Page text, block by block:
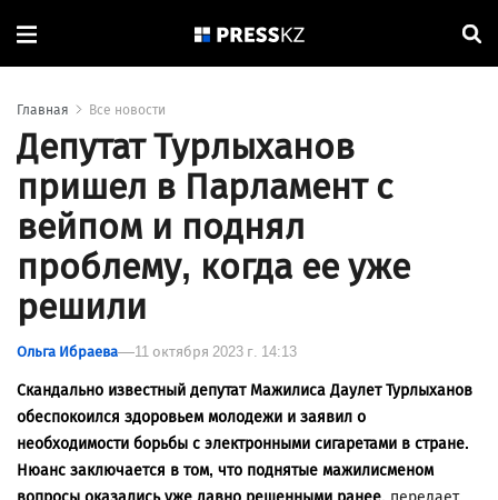
Главная Все новости
Депутат Турлыханов
пришел в Парламент с
вейпом и поднял
проблему, когда ее уже
решили
Ольга Ибраева 11 октября 2023 г. 14:13
Скандально известный депутат Мажилиса Даулет Турлыханов
обеспокоился здоровьем молодежи и заявил о
необходимости борьбы с электронными сигаретами в стране.
Нюанс заключается в том, что поднятые мажилисменом